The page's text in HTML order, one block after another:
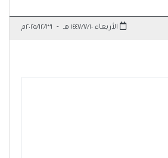
الأربعاء ١٤٤٧/٧/١٠ هـ - ٢٠٢٥/١٢/٣١م